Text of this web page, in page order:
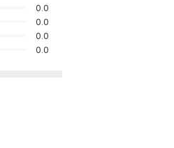
0.0
0.0
0.0
0.0